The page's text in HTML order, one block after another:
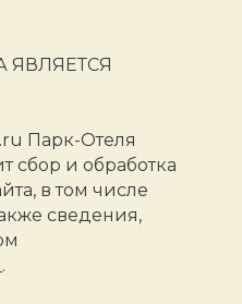
ЯВЛЯЕТСЯ
Парк-Отеля
сбор и обработка
в том числе
сведения,